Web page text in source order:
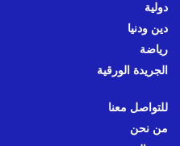
دولية
دين ودنيا
رياضة
الجريدة الورقية
للتواصل معنا
من نحن